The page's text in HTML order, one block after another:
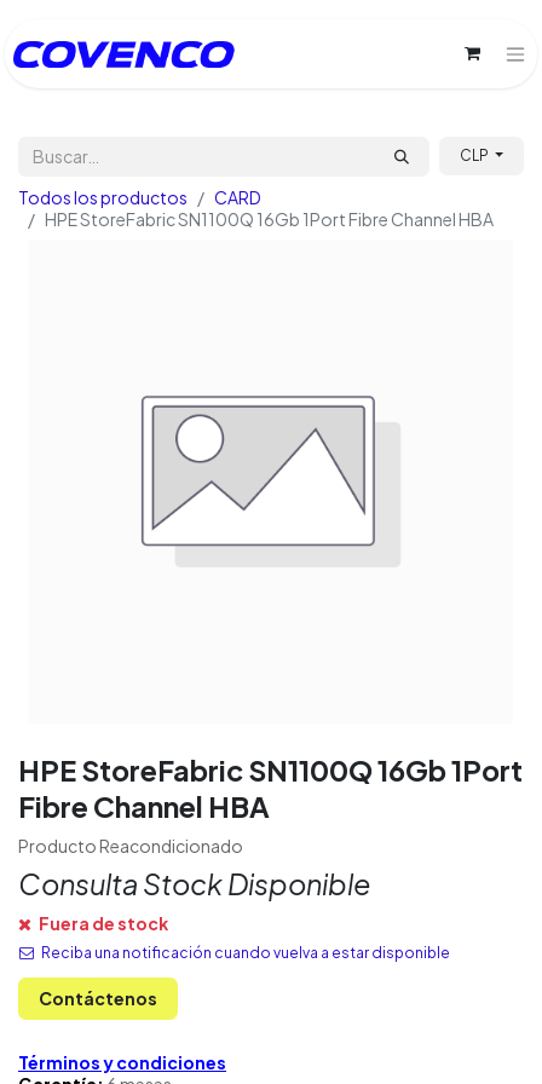
CLP
Todos los productos
CARD
HPE StoreFabric SN1100Q 16Gb 1Port Fibre Channel HBA
HPE StoreFabric SN1100Q 16Gb 1Port
Fibre Channel HBA
Producto Reacondicionado
Consulta Stock Disponible
Fuera de stock
Reciba una notificación cuando vuelva a estar disponible
Contáctenos
Términos y condiciones